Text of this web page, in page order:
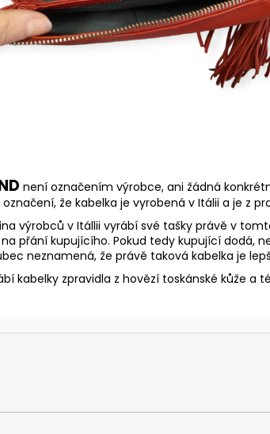
není označením výrobce, ani žádná
že kabelka je vyrobená v Itálii a je z
výrobců v Itállii vyrábí své tašky právě v
přání kupujícího. Pokud tedy kupující dodá,
neznamená, že právě taková kabelka je
kabelky zpravidla z hovězí toskánské kůže a